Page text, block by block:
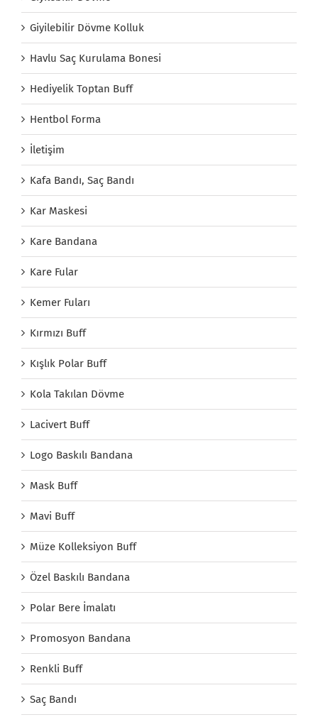
Giyilebilir Dövme Kolluk
Havlu Saç Kurulama Bonesi
Hediyelik Toptan Buff
Hentbol Forma
İletişim
Kafa Bandı, Saç Bandı
Kar Maskesi
Kare Bandana
Kare Fular
Kemer Fuları
Kırmızı Buff
Kışlık Polar Buff
Kola Takılan Dövme
Lacivert Buff
Logo Baskılı Bandana
Mask Buff
Mavi Buff
Müze Kolleksiyon Buff
Özel Baskılı Bandana
Polar Bere İmalatı
Promosyon Bandana
Renkli Buff
Saç Bandı